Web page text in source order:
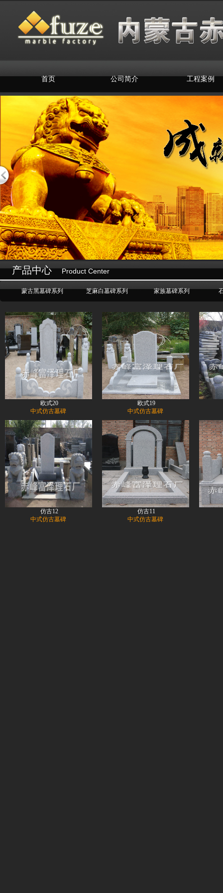
首页 公司简介 工程案例
设为首页 ☆ 加入收藏
产品中心Product Center
蒙古黑墓碑系列 芝麻白墓碑系列 家族墓碑系列
欧式20
中式仿古墓碑
欧式19
中式仿古墓碑
仿古12
中式仿古墓碑
仿古11
中式仿古墓碑